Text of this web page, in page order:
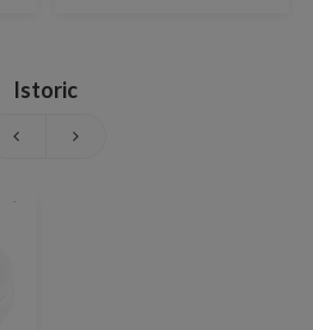
Istoric